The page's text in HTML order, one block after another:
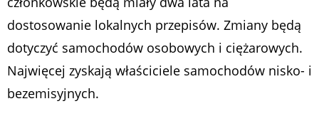
dostosowanie lokalnych przepisów. Zmiany będą
dotyczyć samochodów osobowych i ciężarowych.
Najwięcej zyskają właściciele samochodów nisko- i
bezemisyjnych.